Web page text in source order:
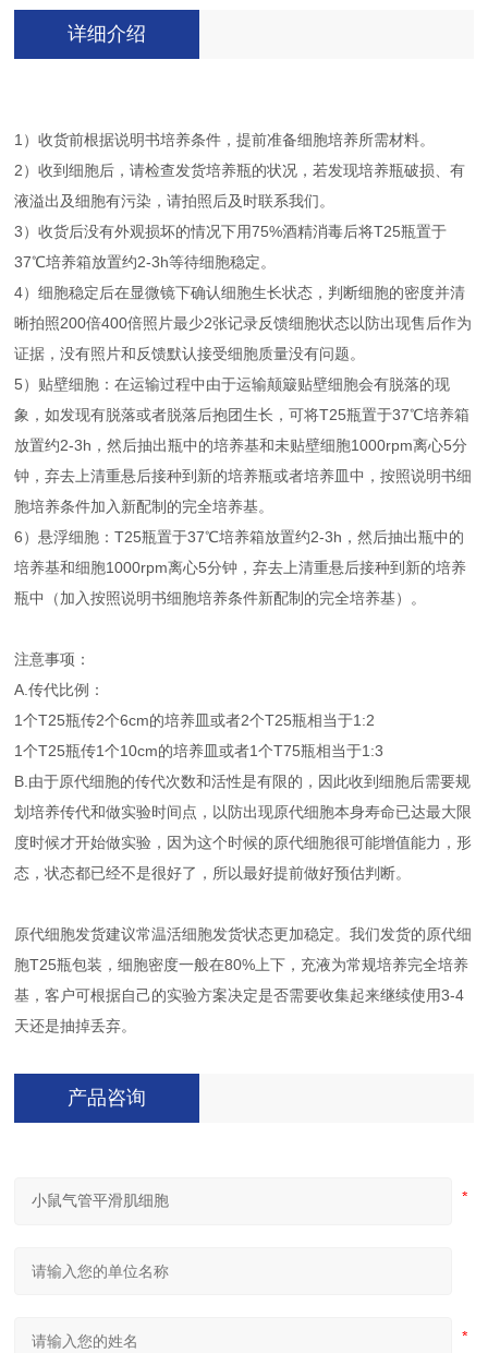
详细介绍
1）收货前根据说明书培养条件，提前准备细胞培养所需材料。
2）收到细胞后，请检查发货培养瓶的状况，若发现培养瓶破损、有
液溢出及细胞有污染，请拍照后及时联系我们。
3）收货后没有外观损坏的情况下用75%酒精消毒后将T25瓶置于
37℃培养箱放置约2-3h等待细胞稳定。
4）细胞稳定后在显微镜下确认细胞生长状态，判断细胞的密度并清
晰拍照200倍400倍照片最少2张记录反馈细胞状态以防出现售后作为
证据，没有照片和反馈默认接受细胞质量没有问题。
5）贴壁细胞：在运输过程中由于运输颠簸贴壁细胞会有脱落的现
象，如发现有脱落或者脱落后抱团生长，可将T25瓶置于37℃培养箱
放置约2-3h，然后抽出瓶中的培养基和未贴壁细胞1000rpm离心5分
钟，弃去上清重悬后接种到新的培养瓶或者培养皿中，按照说明书细
胞培养条件加入新配制的完全培养基。
6）悬浮细胞：T25瓶置于37℃培养箱放置约2-3h，然后抽出瓶中的
培养基和细胞1000rpm离心5分钟，弃去上清重悬后接种到新的培养
瓶中（加入按照说明书细胞培养条件新配制的完全培养基）。
注意事项：
A.传代比例：
1个T25瓶传2个6cm的培养皿或者2个T25瓶相当于1:2
1个T25瓶传1个10cm的培养皿或者1个T75瓶相当于1:3
B.由于原代细胞的传代次数和活性是有限的，因此收到细胞后需要规
划培养传代和做实验时间点，以防出现原代细胞本身寿命已达最大限
度时候才开始做实验，因为这个时候的原代细胞很可能增值能力，形
态，状态都已经不是很好了，所以最好提前做好预估判断。
原代细胞发货建议常温活细胞发货状态更加稳定。我们发货的原代细
胞T25瓶包装，细胞密度一般在80%上下，充液为常规培养完全培养
基，客户可根据自己的实验方案决定是否需要收集起来继续使用3-4
天还是抽掉丢弃。
产品咨询